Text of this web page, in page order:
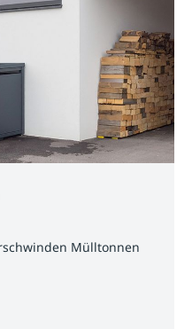
Mülltonnen